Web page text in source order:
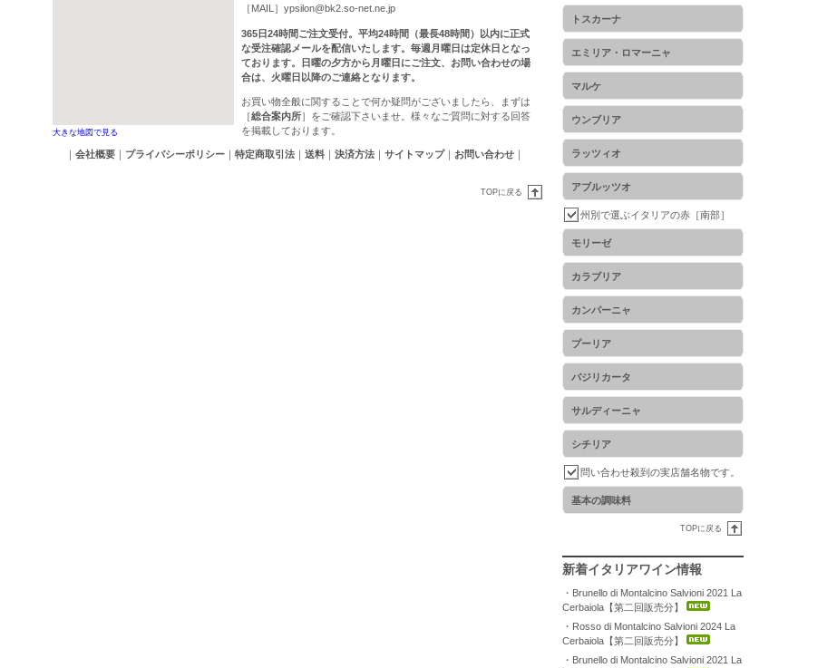
大きな地図で見る
［MAIL］ ypsilon@bk2.so-net.ne.jp
365日24時間ご注文受付。平均24時間（最長48時間）以内に正式
な受注確認メールを配信いたします。毎週月曜日は定休日となっ
ております。日曜の夕方から月曜日にご注文、お問い合わせの場
合は、火曜日以降のご連絡となります。
お買い物全般に関することで何か疑問がございましたら、まずは
［総合案内所］をご確認下さいませ。様々なご質問に対する回答
を掲載しております。
｜ 会社概要 ｜ プライバシーポリシー ｜ 特定商取引法 ｜ 送料 ｜ 決済方法 ｜ サイトマップ｜ お問い合わせ ｜
TOPに戻る
トスカーナ
エミリア・ロマーニャ
マルケ
ウンブリア
ラッツィオ
アブルッツオ
州別で選ぶイタリアの赤［南部］
モリーゼ
カラブリア
カンパーニャ
プーリア
バジリカータ
サルディーニャ
シチリア
問い合わせ殺到の実店舗名物です。
基本の調味料
TOPに戻る
新着イタリアワイン情報
・Brunello di Montalcino Salvioni 2021 La
Cerbaiola【第二回販売分】
・Rosso di Montalcino Salvioni 2024 La
Cerbaiola【第二回販売分】
・Brunello di Montalcino Salvioni 2021 La